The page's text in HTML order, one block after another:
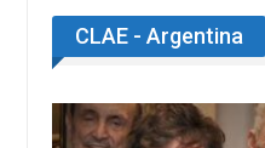
CLAE - Argentina